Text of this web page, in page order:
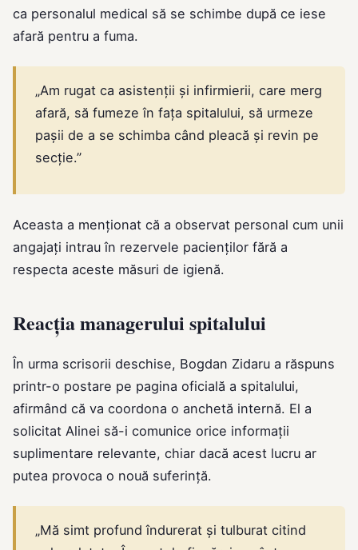
ca personalul medical să se schimbe după ce iese
afară pentru a fuma.
„Am rugat ca asistenții și infirmierii, care merg
afară, să fumeze în fața spitalului, să urmeze
pașii de a se schimba când pleacă și revin pe
secție.”
Aceasta a menționat că a observat personal cum unii
angajați intrau în rezervele pacienților fără a
respecta aceste măsuri de igienă.
Reacția managerului spitalului
În urma scrisorii deschise, Bogdan Zidaru a răspuns
printr-o postare pe pagina oficială a spitalului,
afirmând că va coordona o anchetă internă. El a
solicitat Alinei să-i comunice orice informații
suplimentare relevante, chiar dacă acest lucru ar
putea provoca o nouă suferință.
„Mă simt profund îndurerat și tulburat citind